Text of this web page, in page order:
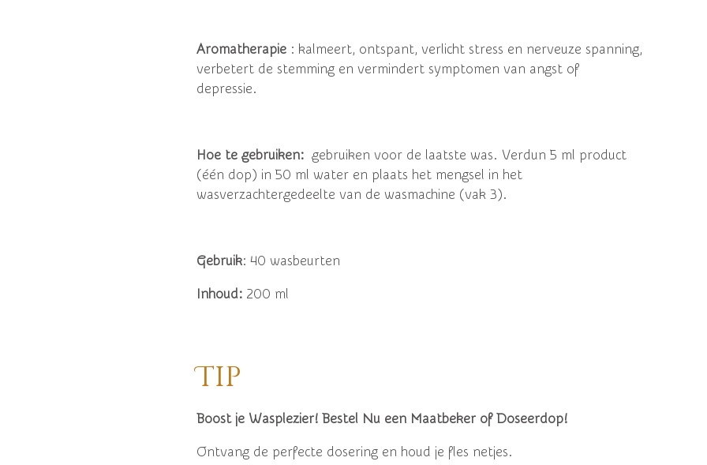
Aromatherapie : kalmeert, ontspant, verlicht stress en nerveuze spanning,
verbetert de stemming en vermindert symptomen van angst of
depressie.
Hoe te gebruiken: gebruiken voor de laatste was. Verdun 5 ml product
(één dop) in 50 ml water en plaats het mengsel in het
wasverzachtergedeelte van de wasmachine (vak 3).
Gebruik: 40 wasbeurten
Inhoud: 200 ml
Tip
Boost je Wasplezier! Bestel Nu een Maatbeker of Doseerdop!
Ontvang de perfecte dosering en houd je fles netjes.